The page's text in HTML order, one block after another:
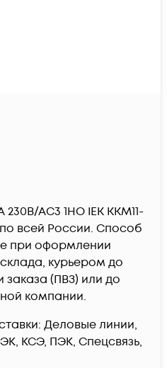
230В/АС3 1НО IEK KKM11-
по всей России. Способ
при оформлении
курьером до
заказа (ПВЗ) или до
компании.
Деловые линии,
КСЭ, ПЭК, Спецсвязь,